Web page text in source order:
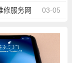
03-05
修服务网